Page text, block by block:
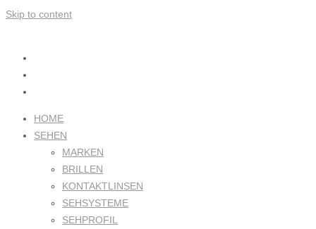
Skip to content
HOME
SEHEN
MARKEN
BRILLEN
KONTAKTLINSEN
SEHSYSTEME
SEHPROFIL